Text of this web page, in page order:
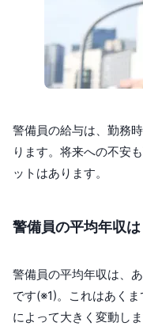
警備員の給与は、勤務
ります。将来への不安
ットはあります。
警備員の平均年収
警備員の平均年収は、
です(※1)。これはあく
によって大きく変動しま